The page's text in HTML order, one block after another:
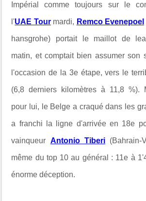
Impérial comme toujours sur le
l'UAE Tourmardi, Remco Evenepoel
hansgrohe) portait le maillot de
matin, et comptait bien assumer son
l'occasion de la 3e étape, vers le
(6,8 derniers kilomètres à 11,8 %).
pour lui, le Belge a craqué dans les
a franchi la ligne d'arrivée en 18e
vainqueur Antonio Tiberi(Bahrain-
même du top 10 au général : 11e à
énorme déception.